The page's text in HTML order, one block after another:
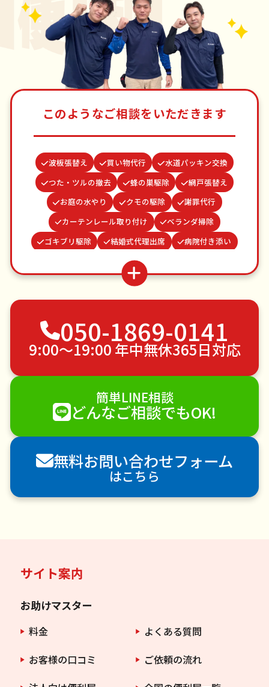
このようなご相談をいただきます
波板張替え 買い物代行
水道パッキン交換
つた・ツルの撤去
蜂の巣駆除
網戸張替え
お庭の水やり
クモの駆除
謝罪代行
カーテンレール取り付け
ベランダ掃除
ゴキブリ駆除
結婚式代理出席
病院付き添い
雨どい修理・掃除
並び代行
物置解体
場所取り代行
お墓参り代行
不用品回収
ゴミ屋敷片付け
植木の剪定
植木の伐採
手すり取り付け
ペットのお世話
エアコンクリーニング
DIY・日曜大工
ハウスクリーニング
雪かき・雪下ろし
電球交換
襖（ふすま）の張替え
空き家管理
各種代行
害獣駆除
防草シート施工
ナメクジ駆除
害虫駆除
050-1869-0141
9:00〜19:00 年中無休365日対応
簡単LINE相談
どんなご相談でもOK!
無料お問い合わせフォーム
はこちら
サイト案内
お助けマスター
料金
よくある質問
お客様の口コミ
ご依頼の流れ